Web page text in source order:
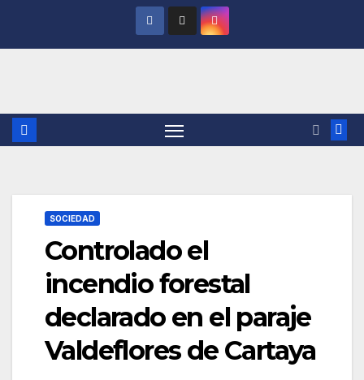
SOCIEDAD
Controlado el
incendio forestal
declarado en el paraje
Valdeflores de Cartaya